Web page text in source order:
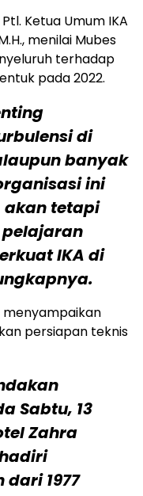
Ketua Umum IKA
menilai Mubes
terhadap
pada 2022.
di
banyak
ini
akan tetapi
IKA di
menyampaikan
persiapan teknis
Sabtu, 13
Zahra
1977